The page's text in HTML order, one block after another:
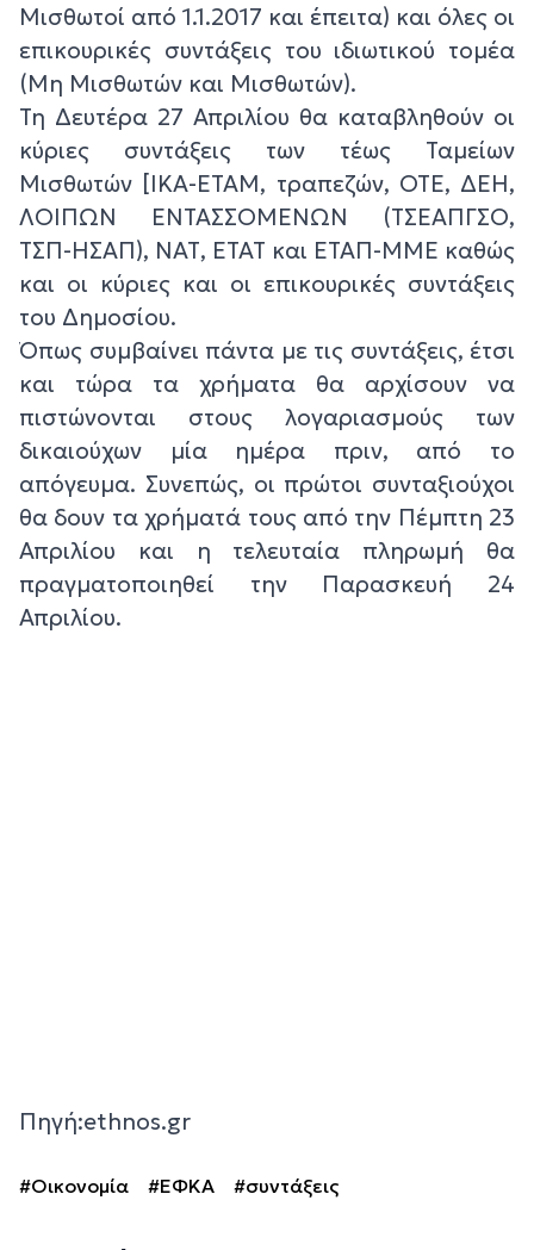
Μισθωτοί από 1.1.2017 και έπειτα) και όλες οι
επικουρικές συντάξεις του ιδιωτικού τομέα
(Μη Μισθωτών και Μισθωτών).
Τη Δευτέρα 27 Απριλίου θα καταβληθούν οι
κύριες συντάξεις των τέως Ταμείων
Μισθωτών [ΙΚΑ-ΕΤΑΜ, τραπεζών, ΟΤΕ, ΔΕΗ,
ΛΟΙΠΩΝ ΕΝΤΑΣΣΟΜΕΝΩΝ (ΤΣΕΑΠΓΣΟ,
ΤΣΠ-ΗΣΑΠ), ΝΑΤ, ΕΤΑΤ και ΕΤΑΠ-ΜΜΕ καθώς
και οι κύριες και οι επικουρικές συντάξεις
του Δημοσίου.
Όπως συμβαίνει πάντα με τις συντάξεις, έτσι
και τώρα τα χρήματα θα αρχίσουν να
πιστώνονται στους λογαριασμούς των
δικαιούχων μία ημέρα πριν, από το
απόγευμα. Συνεπώς, οι πρώτοι συνταξιούχοι
θα δουν τα χρήματά τους από την Πέμπτη 23
Απριλίου και η τελευταία πληρωμή θα
πραγματοποιηθεί την Παρασκευή 24
Απριλίου.
Πηγή:ethnos.gr
#Οικονομία #ΕΦΚΑ #συντάξεις